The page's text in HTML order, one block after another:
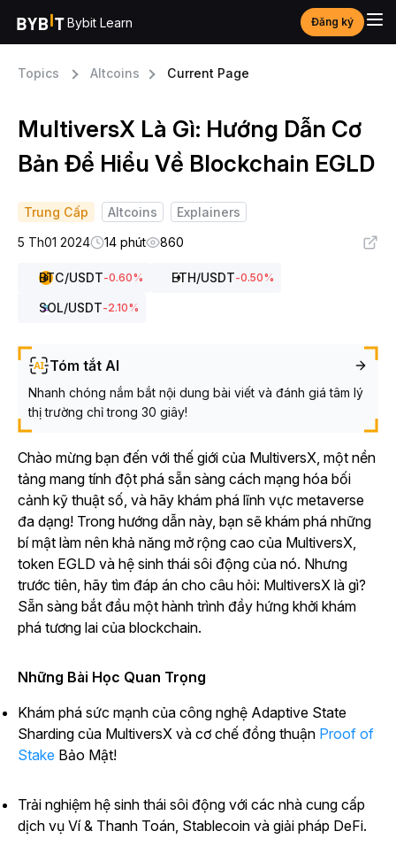
Bybit Learn Đăng ký
Topics Altcoins Current Page
MultiversX Là Gì: Hướng Dẫn Cơ
Bản Để Hiểu Về Blockchain EGLD
Trung Cấp Altcoins
Explainers
5 Th01 2024
14 phút 860
BTC/USDT-0.60% ETH/USDT-0.50%
SOL/USDT-2.10%
Tóm tắt AI
Nhanh chóng nắm bắt nội dung bài viết và đánh giá tâm lý
thị trường chỉ trong 30 giây!
Chào mừng bạn đến với thế giới của MultiversX, một nền
tảng mang tính đột phá sẵn sàng cách mạng hóa bối
cảnh kỹ thuật số, và hãy khám phá lĩnh vực metaverse
đa dạng! Trong hướng dẫn này, bạn sẽ khám phá những
bí mật làm nên khả năng mở rộng cao của MultiversX,
token EGLD và hệ sinh thái sôi động của nó. Nhưng
trước tiên, hãy tìm đáp án cho câu hỏi: MultiversX là gì?
Sẵn sàng bắt đầu một hành trình đầy hứng khởi khám
phá tương lai của blockchain.
Những Bài Học Quan Trọng
Khám phá sức mạnh của công nghệ Adaptive State
Sharding của MultiversX và cơ chế đồng thuận Proof of
Stake Bảo Mật!
Trải nghiệm hệ sinh thái sôi động với các nhà cung cấp
dịch vụ Ví & Thanh Toán, Stablecoin và giải pháp DeFi.